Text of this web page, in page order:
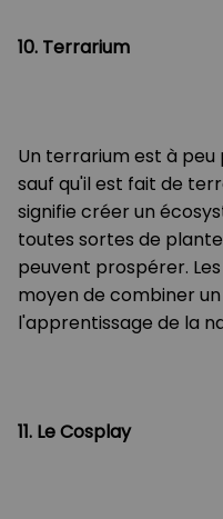
10. Terrarium
Un terrarium est à peu
sauf qu'il est fait de
signifie créer un
toutes sortes de
peuvent prospérer.
moyen de combiner
l'apprentissage de la
11. Le Cosplay